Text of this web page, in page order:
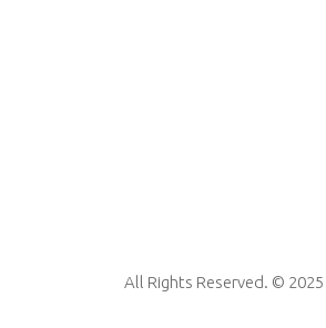
All Rights Reserved. © 2025